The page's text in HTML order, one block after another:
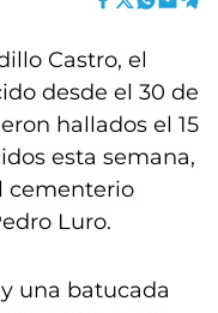
Castro, el
desde el 30 de
hallados el 15
esta semana,
cementerio
Luro.
una batucada